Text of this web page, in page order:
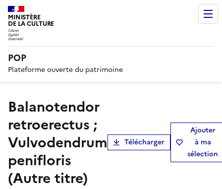
MINISTÈRE
DE LA CULTURE
POP
Plateforme ouverte du patrimoine
Balanotendor
retroerectus ;
Vulvodendrum
penifloris
(Autre titre)
Télécharger
Ajouter
à ma
sélection